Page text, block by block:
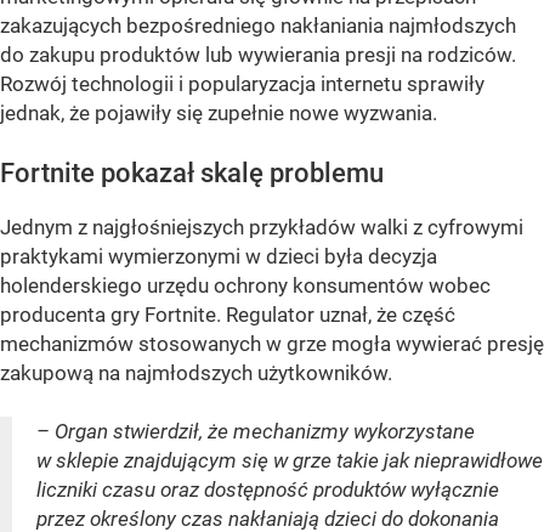
zakazujących bezpośredniego nakłaniania najmłodszych
do zakupu produktów lub wywierania presji na rodziców.
Rozwój technologii i popularyzacja internetu sprawiły
jednak, że pojawiły się zupełnie nowe wyzwania.
Fortnite pokazał skalę problemu
Jednym z najgłośniejszych przykładów walki z cyfrowymi
praktykami wymierzonymi w dzieci była decyzja
holenderskiego urzędu ochrony konsumentów wobec
producenta gry Fortnite. Regulator uznał, że część
mechanizmów stosowanych w grze mogła wywierać presję
zakupową na najmłodszych użytkowników.
– Organ stwierdził, że mechanizmy wykorzystane
w sklepie znajdującym się w grze takie jak nieprawidłowe
liczniki czasu oraz dostępność produktów wyłącznie
przez określony czas nakłaniają dzieci do dokonania